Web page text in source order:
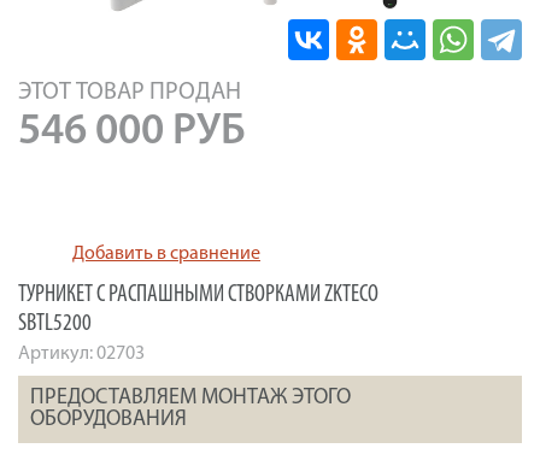
ЭТОТ ТОВАР ПРОДАН
546 000 РУБ
Добавить в сравнение
ТУРНИКЕТ С РАСПАШНЫМИ СТВОРКАМИ ZKTECO
SBTL5200
Артикул:02703
ПРЕДОСТАВЛЯЕМ МОНТАЖ ЭТОГО
ОБОРУДОВАНИЯ